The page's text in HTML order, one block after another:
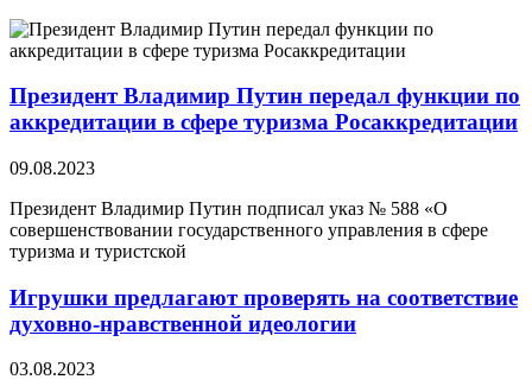
Президент Владимир Путин передал функции по
аккредитации в сфере туризма Росаккредитации
09.08.2023
Президент Владимир Путин подписал указ № 588 «О
совершенствовании государственного управления в сфере
туризма и туристской
Игрушки предлагают проверять на соответствие
духовно-нравственной идеологии
03.08.2023